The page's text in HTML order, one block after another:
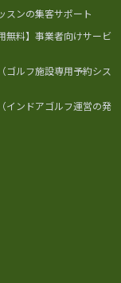
スンの集客サポート
無料】事業者向けサービ
ゴルフ施設専用予約シス
インドアゴルフ運営の発